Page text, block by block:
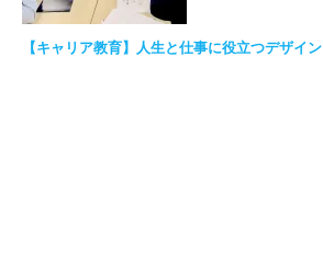
【キャリア教育】人生と仕事に役立つデザイン